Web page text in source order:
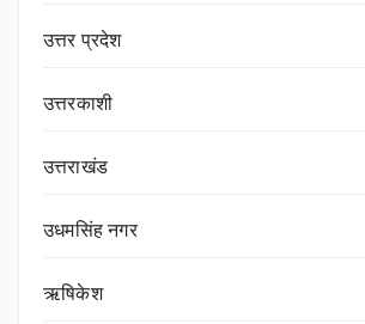
उत्तर प्रदेश
उत्तरकाशी
उत्तराखंड
उधमसिंह नगर
ऋषिकेश